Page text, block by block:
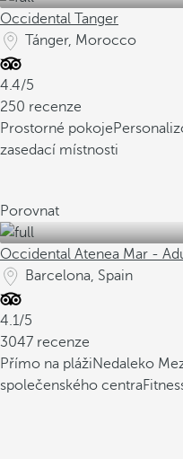
Occidental Tanger
Tánger, Morocco
4.4/5
250 recenze
Prostorné pokoje
zasedací místnosti
Porovnat
Occidental Atenea Mar -
Barcelona, Spain
4.1/5
3047 recenze
Přímo na plážiNedaleko
společenského centra